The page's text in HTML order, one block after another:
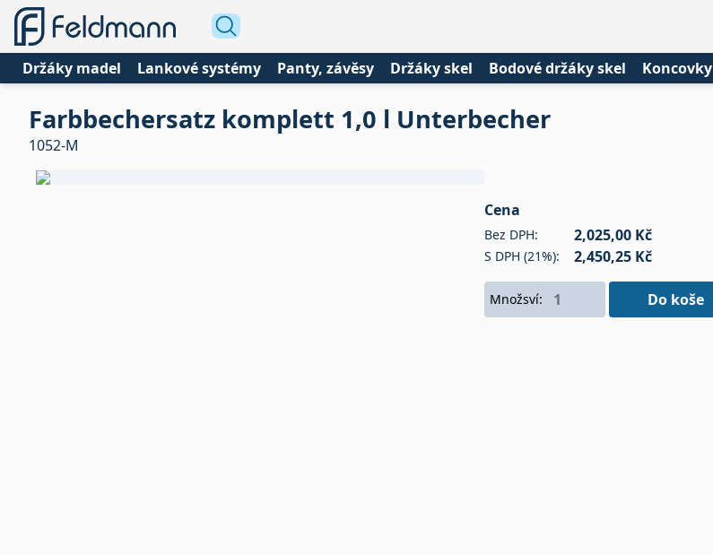
Držáky madel Lankové systémy Panty, závěsy Držáky skel Bodové držáky skel Koncovky
Farbbechersatz komplett 1,0 l Unterbecher
1052-M
Cena
Bez DPH: 2,025,00 Kč
S DPH (21%): 2,450,25 Kč
Množsví: Do koše